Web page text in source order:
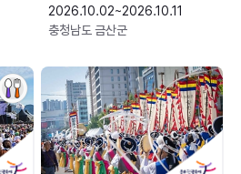
2026.10.02~2026.10.11
충청남도 금산군